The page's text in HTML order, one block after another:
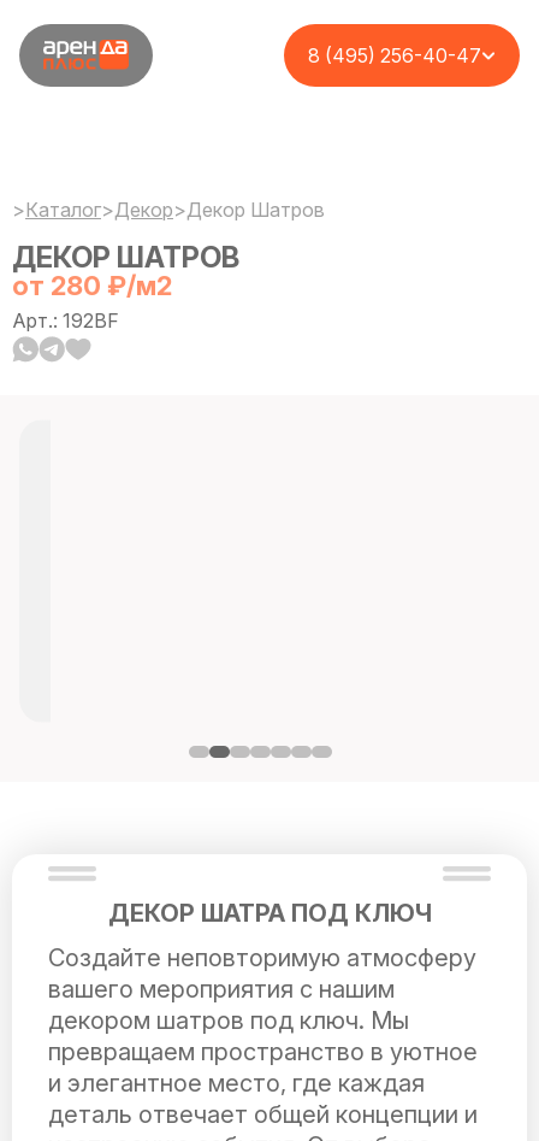
8 (495) 256-40-47
>Каталог>Декор>Декор Шатров
ДЕКОР ШАТРОВ
от 280 ₽/м2
Арт.: 192BF
ДЕКОР ШАТРА ПОД КЛЮЧ
Создайте неповторимую атмосферу
вашего мероприятия с нашим
декором шатров под ключ. Мы
превращаем пространство в уютное
и элегантное место, где каждая
деталь отвечает общей концепции и